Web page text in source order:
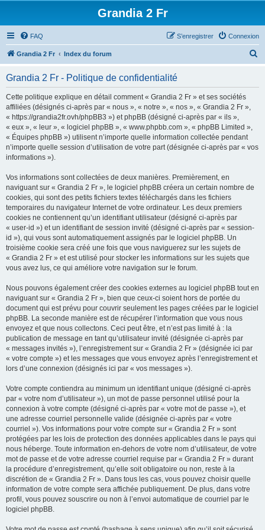
Grandia 2 Fr
FAQ Connexion
S’enregistrer
Grandia 2 Fr Index du forum
Grandia 2 Fr - Politique de confidentialité
Cette politique explique en détail comment « Grandia 2 Fr » et ses sociétés
affiliées (désignés ci-après par « nous », « notre », « nos », « Grandia 2 Fr »,
« https://grandia2fr.ovh/phpBB3 ») et phpBB (désigné ci-après par « ils »,
« eux », « leur », « logiciel phpBB », « www.phpbb.com », « phpBB Limited »,
« Équipes phpBB ») utilisent n’importe quelle information collectée pendant
n’importe quelle session d’utilisation de votre part (désignée ci-après par « vos
informations »).
Vos informations sont collectées de deux manières. Premièrement, en
naviguant sur « Grandia 2 Fr », le logiciel phpBB créera un certain nombre de
cookies, qui sont des petits fichiers textes téléchargés dans les fichiers
temporaires du navigateur Internet de votre ordinateur. Les deux premiers
cookies ne contiennent qu’un identifiant utilisateur (désigné ci-après par
« user-id ») et un identifiant de session invité (désigné ci-après par « session-
id »), qui vous sont automatiquement assignés par le logiciel phpBB. Un
troisième cookie sera créé une fois que vous naviguerez sur les sujets de
« Grandia 2 Fr » et est utilisé pour stocker les informations sur les sujets que
vous avez lus, ce qui améliore votre navigation sur le forum.
Nous pouvons également créer des cookies externes au logiciel phpBB tout en
naviguant sur « Grandia 2 Fr », bien que ceux-ci soient hors de portée du
document qui est prévu pour couvrir seulement les pages créées par le logiciel
phpBB. La seconde manière est de récupérer l’information que vous nous
envoyez et que nous collectons. Ceci peut être, et n’est pas limité à : la
publication de message en tant qu’utilisateur invité (désignée ci-après par
« messages invités »), l’enregistrement sur « Grandia 2 Fr » (désignée ici par
« votre compte ») et les messages que vous envoyez après l’enregistrement et
lors d’une connexion (désignés ici par « vos messages »).
Votre compte contiendra au minimum un identifiant unique (désigné ci-après
par « votre nom d’utilisateur »), un mot de passe personnel utilisé pour la
connexion à votre compte (désigné ci-après par « votre mot de passe »), et
une adresse courriel personnelle valide (désignée ci-après par « votre
courriel »). Vos informations pour votre compte sur « Grandia 2 Fr » sont
protégées par les lois de protection des données applicables dans le pays qui
nous héberge. Toute information en-dehors de votre nom d’utilisateur, de votre
mot de passe et de votre adresse courriel requise par « Grandia 2 Fr » durant
la procédure d’enregistrement, qu’elle soit obligatoire ou non, reste à la
discrétion de « Grandia 2 Fr ». Dans tous les cas, vous pouvez choisir quelle
information de votre compte sera affichée publiquement. De plus, dans votre
profil, vous pouvez souscrire ou non à l’envoi automatique de courriel par le
logiciel phpBB.